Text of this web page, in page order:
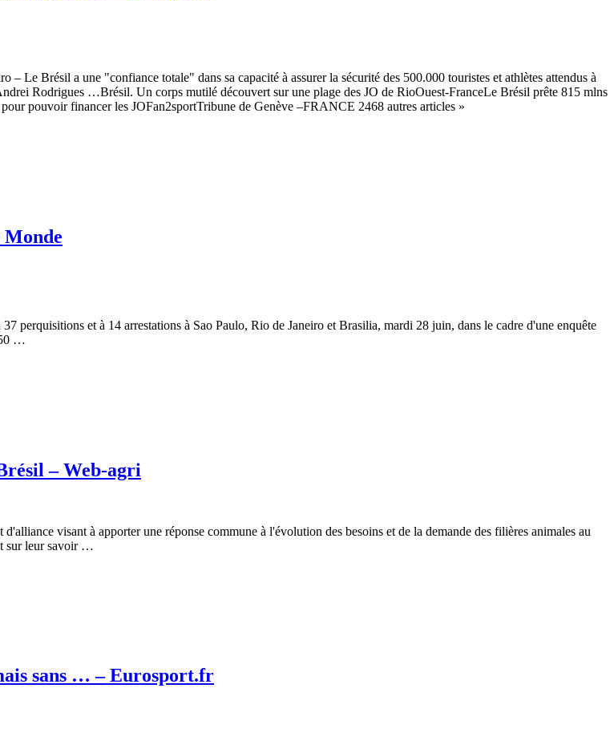
Le Brésil a une "confiance totale" dans sa capacité à assurer la sécurité des 500.000 touristes et athlètes attendus à
Rodrigues …Brésil. Un corps mutilé découvert sur une plage des JO de RioOuest-FranceLe Brésil prête 815 mlns
pouvoir financer les JOFan2sportTribune de Genève –FRANCE 2468 autres articles »
Monde
perquisitions et à 14 arrestations à Sao Paulo, Rio de Janeiro et Brasilia, mardi 28 juin, dans le cadre d'une enquête
…
– Web-agri
visant à apporter une réponse commune à l'évolution des besoins et de la demande des filières animales au
sur leur savoir …
sans … – Eurosport.fr